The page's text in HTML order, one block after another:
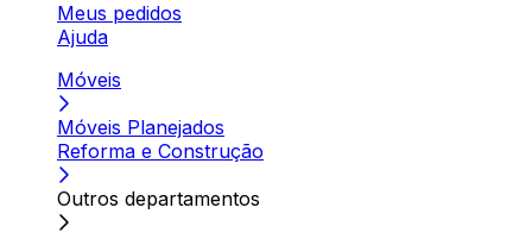
Meus pedidos
Ajuda
Móveis
Móveis Planejados
Reforma e Construção
Outros departamentos